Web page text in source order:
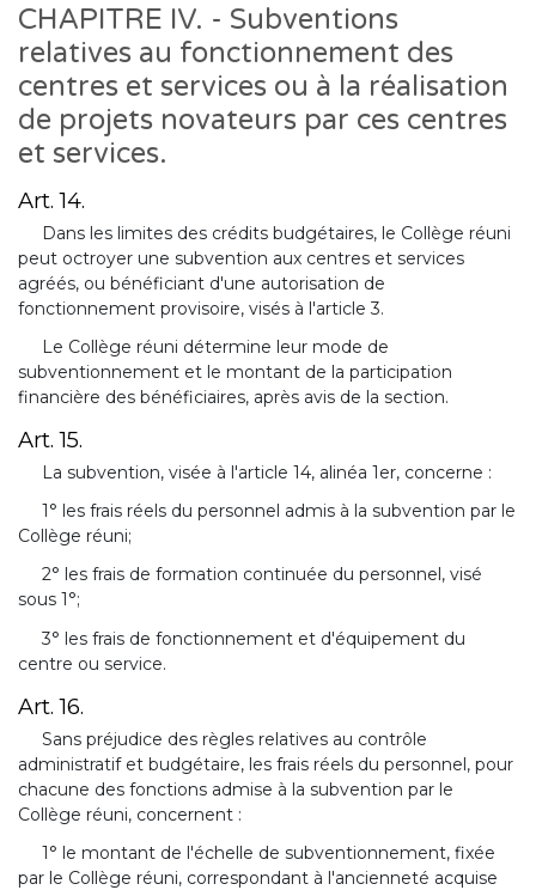
CHAPITRE IV. - Subventions
relatives au fonctionnement des
centres et services ou à la réalisation
de projets novateurs par ces centres
et services.
Art. 14.
Dans les limites des crédits budgétaires, le Collège réuni
peut octroyer une subvention aux centres et services
agréés, ou bénéficiant d'une autorisation de
fonctionnement provisoire, visés à l'article 3.
Le Collège réuni détermine leur mode de
subventionnement et le montant de la participation
financière des bénéficiaires, après avis de la section.
Art. 15.
La subvention, visée à l'article 14, alinéa 1er, concerne :
1° les frais réels du personnel admis à la subvention par le
Collège réuni;
2° les frais de formation continuée du personnel, visé
sous 1°;
3° les frais de fonctionnement et d'équipement du
centre ou service.
Art. 16.
Sans préjudice des règles relatives au contrôle
administratif et budgétaire, les frais réels du personnel, pour
chacune des fonctions admise à la subvention par le
Collège réuni, concernent :
1° le montant de l'échelle de subventionnement, fixée
par le Collège réuni, correspondant à l'ancienneté acquise